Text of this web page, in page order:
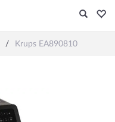
Krups EA890810